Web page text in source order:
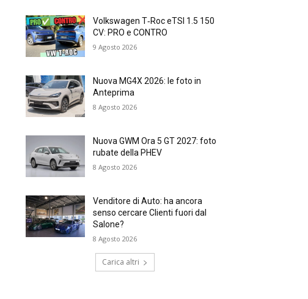
Volkswagen T‑Roc eTSI 1.5 150
CV: PRO e CONTRO
9 Agosto 2026
Nuova MG4X 2026: le foto in
Anteprima
8 Agosto 2026
Nuova GWM Ora 5 GT 2027: foto
rubate della PHEV
8 Agosto 2026
Venditore di Auto: ha ancora
senso cercare Clienti fuori dal
Salone?
8 Agosto 2026
Carica altri